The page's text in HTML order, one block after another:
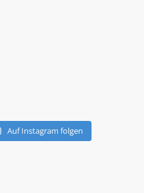
Auf Instagram folgen